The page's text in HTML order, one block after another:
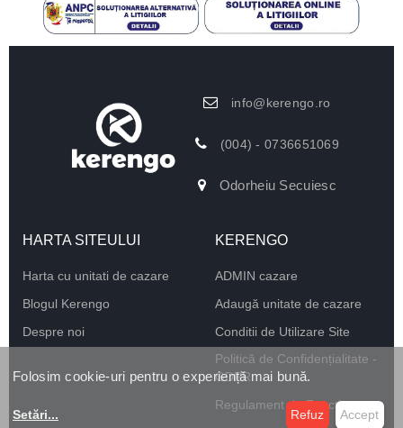
info@kerengo.ro
(004) - 0736651069
Odorheiu Secuiesc
HARTA SITEULUI
Harta cu unitati de cazare
Blogul Kerengo
Despre noi
KERENGO
ADMIN cazare
Adaugă unitate de cazare
Conditii de Utilizare Site
Politică de Confidențialitate -
GDPR
Regulament de Funcționare
Folosim cookie-uri pentru o experiență mai bună.
Setări... Refuz Accept